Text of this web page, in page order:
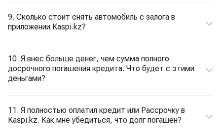
9. Сколько стоит снять автомобиль с залога в
приложении Kaspi.kz?
10. Я внес больше денег, чем сумма полного
досрочного погашения кредита. Что будет с этими
деньгами?
11. Я полностью оплатил кредит или Рассрочку в
Kaspi.kz. Как мне убедиться, что долг погашен?